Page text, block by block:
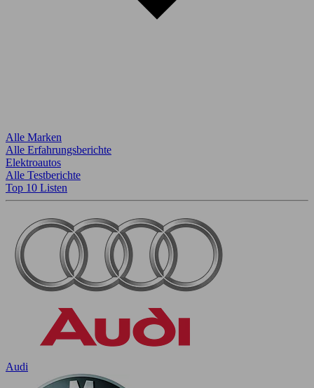
Alle Marken
Alle Erfahrungsberichte
Elektroautos
Alle Testberichte
Top 10 Listen
Audi